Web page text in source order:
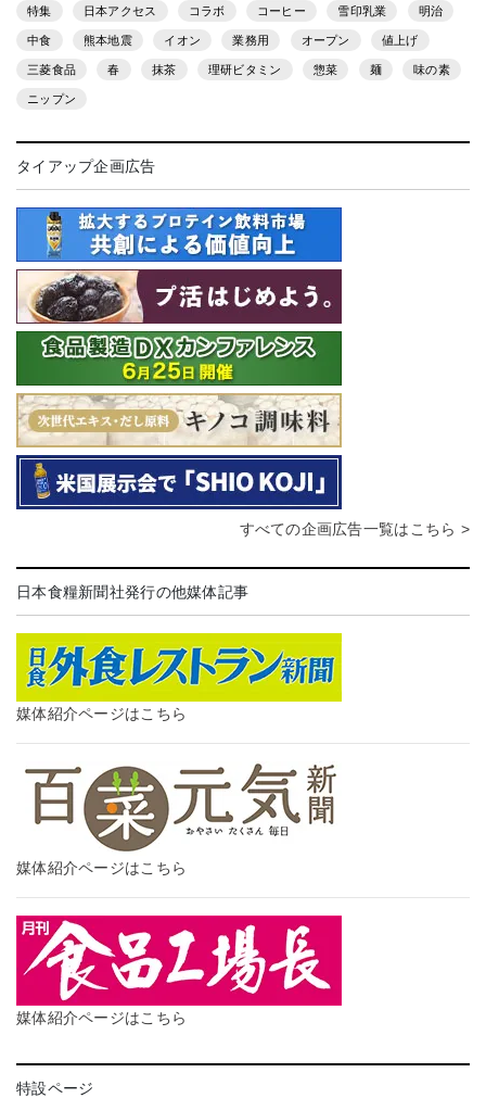
特集 日本アクセス コラボ コーヒー 雪印乳業 明治
中食 熊本地震 イオン 業務用 オープン 値上げ
三菱食品 春 抹茶 理研ビタミン 惣菜 麺 味の素
ニップン
タイアップ企画広告
すべての企画広告一覧はこちら >
日本食糧新聞社発行の他媒体記事
媒体紹介ページはこちら
媒体紹介ページはこちら
媒体紹介ページはこちら
特設ページ